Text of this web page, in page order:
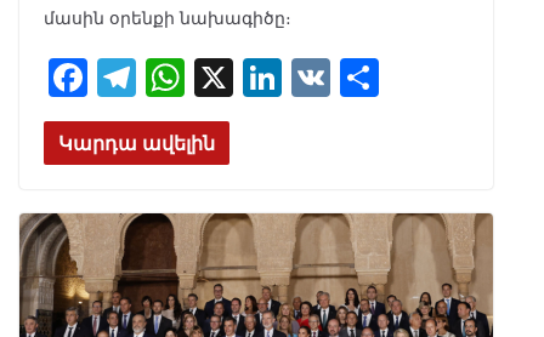
մասին օրենքի նախագիծը։
F
ac
e
o
o
k
T
el
e
a
m
W
h
at
A
p
p
X Li
dI
n
V
Կարդա ավելին